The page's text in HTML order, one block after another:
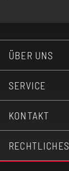
ÜBER UNS
SERVICE
KONTAKT
RECHTLICHES